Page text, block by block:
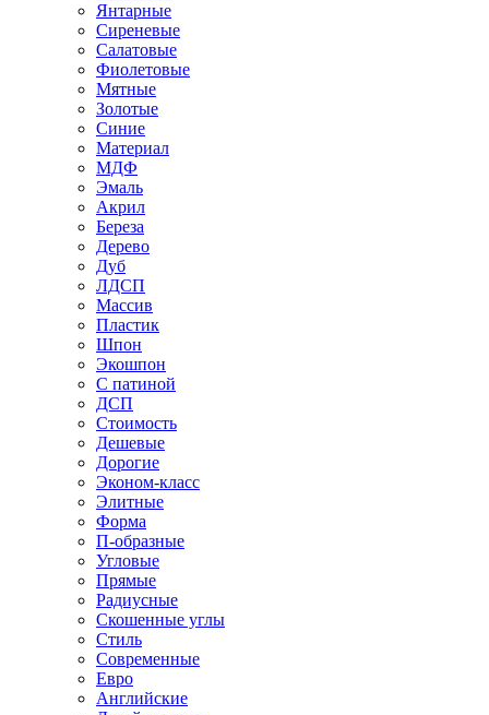
Янтарные
Сиреневые
Салатовые
Фиолетовые
Мятные
Золотые
Синие
Материал
МДФ
Эмаль
Акрил
Береза
Дерево
Дуб
ЛДСП
Массив
Пластик
Шпон
Экошпон
С патиной
ДСП
Стоимость
Дешевые
Дорогие
Эконом-класс
Элитные
Форма
П-образные
Угловые
Прямые
Радиусные
Скошенные углы
Стиль
Современные
Евро
Английские